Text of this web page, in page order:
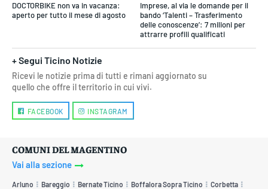
DOCTORBIKE non va in vacanza:
aperto per tutto il mese di agosto
Imprese, al via le domande per il
bando ‘Talenti – Trasferimento
delle conoscenze’: 7 milioni per
attrarre profili qualificati
+ Segui Ticino Notizie
Ricevi le notizie prima di tutti e rimani aggiornato su
quello che offre il territorio in cui vivi.
FACEBOOK INSTAGRAM
COMUNI DEL MAGENTINO
Vai alla sezione
Arluno Bareggio Bernate Ticino Boffalora Sopra Ticino Corbetta